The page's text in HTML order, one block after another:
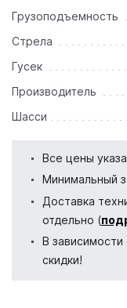
Грузоподъемность
Стрела
Гусек
Производитель
Шасси
Все цены
Минимальный
Доставка
отдельно (
В
скидки!